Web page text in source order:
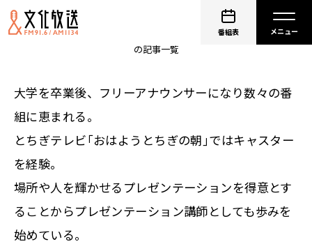
番組表
の記事一覧
大学を卒業後、フリーアナウンサーになり数々の番
組に恵まれる。
とちぎテレビ｢おはようとちぎの朝｣ではキャスター
を経験。
場所や人を輝かせるプレゼンテーションを得意とす
ることからプレゼンテーション講師としても歩みを
始めている。